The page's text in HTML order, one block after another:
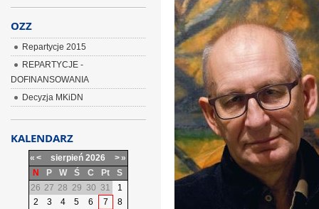
OZZ
Repartycje 2015
REPARTYCJE -
DOFINANSOWANIA
Decyzja MKiDN
KALENDARZ
« < sierpień 2026 >»
N
P W Ś C Pt
S
26 27 28 29 30 31
1
2
3 4 5 6 7
8